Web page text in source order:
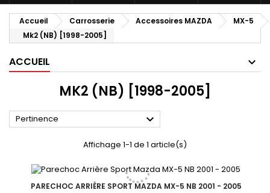
Accueil Carrosserie Accessoires MAZDA
MX-5
Mk2 (NB) [1998-2005]
ACCUEIL
MK2 (NB) [1998-2005]
Pertinence 
Affichage 1-1 de 1 article(s)
PARECHOC ARRIÈRE SPORT MAZDA MX-5 NB 2001 - 2005